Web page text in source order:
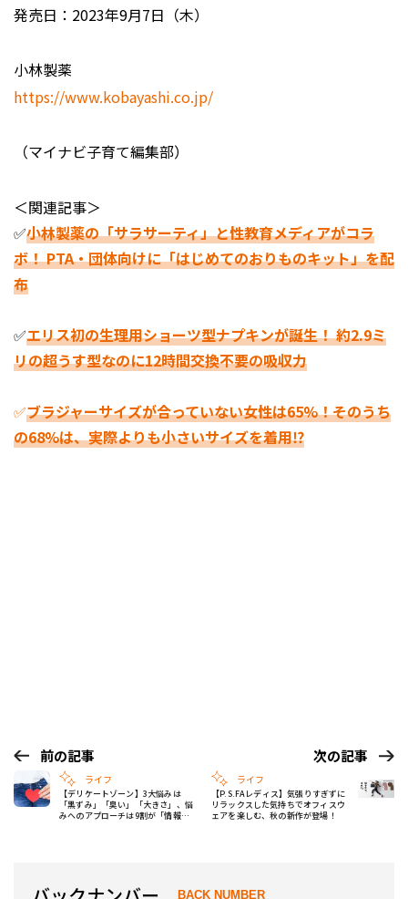
発売日：2023年9月7日（木）
小林製薬
https://www.kobayashi.co.jp/
（マイナビ子育て編集部）
＜関連記事＞
✅小林製薬の「サラサーティ」と性教育メディアがコラ
ボ！ PTA・団体向けに「はじめてのおりものキット」を配
布
✅エリス初の生理用ショーツ型ナプキンが誕生！ 約2.9ミ
リの超うす型なのに12時間交換不要の吸収力
✅ブラジャーサイズが合っていない女性は65%！そのうち
の68%は、実際よりも小さいサイズを着用⁉
前の記事
ライフ
【デリケートゾーン】3大悩みは
「黒ずみ」「臭い」「大きさ」、悩
みへのアプローチは9割が「情報収
次の記事
ライフ
【P.S.FAレディス】気張りすぎずに
リラックスした気持ちでオフィスウ
ェアを楽しむ、秋の新作が登場！
BACK NUMBER